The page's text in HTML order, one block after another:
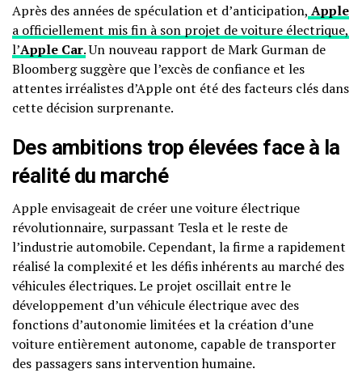
Après des années de spéculation et d’anticipation, Apple
a officiellement mis fin à son projet de voiture électrique,
l’Apple Car.Un nouveau rapport de Mark Gurman de
Bloomberg suggère que l’excès de confiance et les
attentes irréalistes d’Apple ont été des facteurs clés dans
cette décision surprenante.
Des ambitions trop élevées face à la
réalité du marché
Apple envisageait de créer une voiture électrique
révolutionnaire, surpassant Tesla et le reste de
l’industrie automobile. Cependant, la firme a rapidement
réalisé la complexité et les défis inhérents au marché des
véhicules électriques. Le projet oscillait entre le
développement d’un véhicule électrique avec des
fonctions d’autonomie limitées et la création d’une
voiture entièrement autonome, capable de transporter
des passagers sans intervention humaine.